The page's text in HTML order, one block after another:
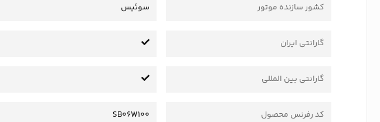
کشور سازنده موتور سوئیس
گارانتی ایران
گارانتی بین المللی
کد رفرنس محصول SB06W100